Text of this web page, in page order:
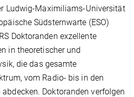
Ludwig-Maximiliams-Universität
Südsternwarte (ESO)
Doktoranden exzellente
in theoretischer und
die das gesamte
vom Radio- bis in den
Doktoranden verfolgen